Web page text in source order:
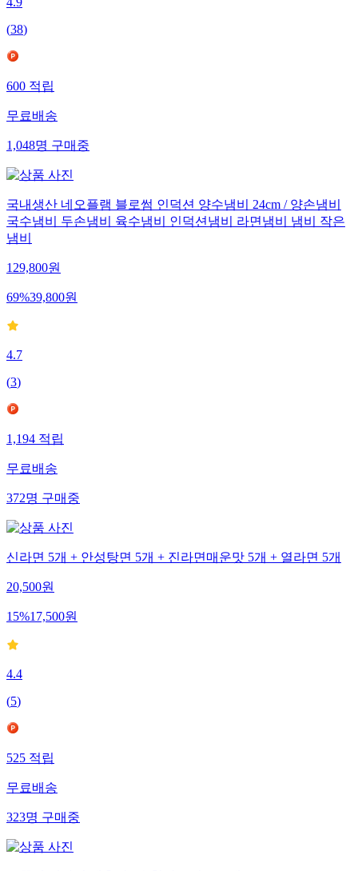
4.9
(38)
600적립
무료배송
1,048명구매중
국내생산 네오플램 블로썸 인덕션 양수냄비 24cm / 양손냄비
국수냄비 두손냄비 육수냄비 인덕션냄비 라면냄비 냄비 작은
냄비
129,800원
69%39,800원
4.7
(3)
1,194적립
무료배송
372명구매중
신라면 5개 + 안성탕면 5개 + 진라면매운맛 5개 + 열라면 5개
20,500원
15%17,500원
4.4
(5)
525적립
무료배송
323명구매중